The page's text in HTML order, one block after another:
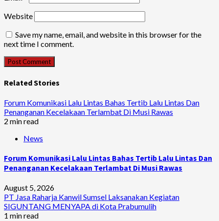
Website
Save my name, email, and website in this browser for the
next time I comment.
Related Stories
Forum Komunikasi Lalu Lintas Bahas Tertib Lalu Lintas Dan
Penanganan Kecelakaan Terlambat Di Musi Rawas
2 min read
News
Forum Komunikasi Lalu Lintas Bahas Tertib Lalu Lintas Dan
Penanganan Kecelakaan Terlambat Di Musi Rawas
August 5, 2026
PT Jasa Raharja Kanwil Sumsel Laksanakan Kegiatan
SIGUNTANG MENYAPA di Kota Prabumulih
1 min read